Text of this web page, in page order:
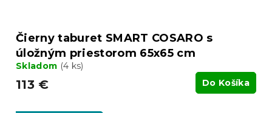
Čierny taburet SMART COSARO s
úložným priestorom 65x65 cm
Skladom (4 ks)
113 € Do Košíka